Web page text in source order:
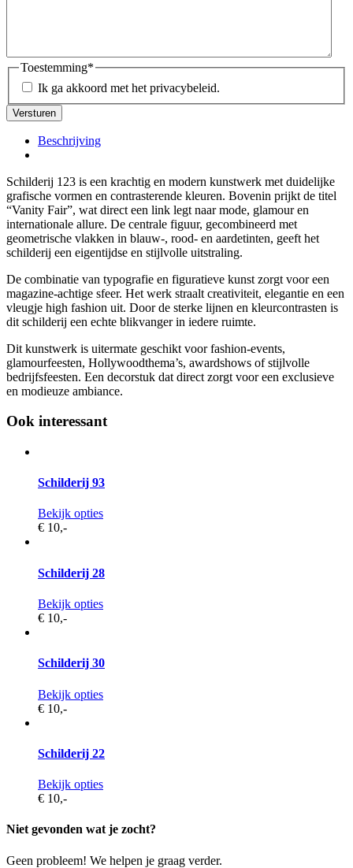
Toestemming*
Ik ga akkoord met het privacybeleid.
Beschrijving
Schilderij 123 is een krachtig en modern kunstwerk met duidelijke
grafische vormen en contrasterende kleuren. Bovenin prijkt de titel
“Vanity Fair”, wat direct een link legt naar mode, glamour en
internationale allure. De centrale figuur, gecombineerd met
geometrische vlakken in blauw-, rood- en aardetinten, geeft het
schilderij een eigentijdse en stijlvolle uitstraling.
De combinatie van typografie en figuratieve kunst zorgt voor een
magazine-achtige sfeer. Het werk straalt creativiteit, elegantie en een
vleugje high fashion uit. Door de sterke lijnen en kleurcontrasten is
dit schilderij een echte blikvanger in iedere ruimte.
Dit kunstwerk is uitermate geschikt voor fashion-events,
glamourfeesten, Hollywoodthema’s, awardshows of stijlvolle
bedrijfsfeesten. Een decorstuk dat direct zorgt voor een exclusieve
en modieuze ambiance.
Ook interessant
Schilderij 93
Bekijk opties
€ 10,-
Schilderij 28
Bekijk opties
€ 10,-
Schilderij 30
Bekijk opties
€ 10,-
Schilderij 22
Bekijk opties
€ 10,-
Niet gevonden wat je zocht?
Geen probleem! We helpen je graag verder.